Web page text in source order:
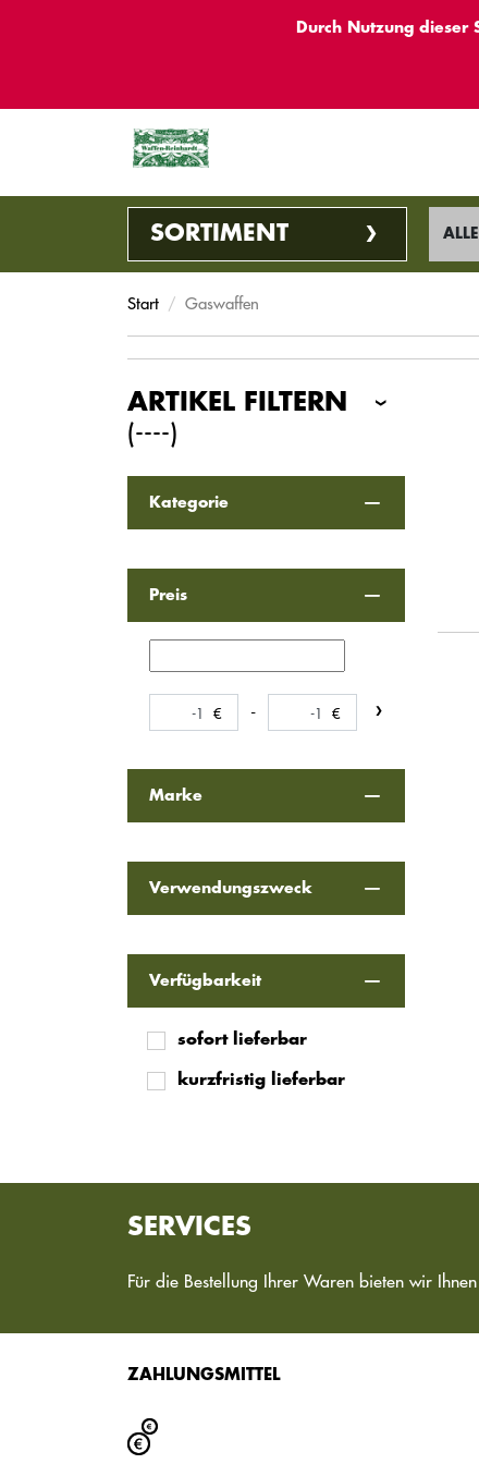
Durch Nutzung dieser
SORTIMENT ALLE
Start Gaswaffen
ARTIKEL FILTERN
(----)
Kategorie
Preis
-
Marke
Verwendungszweck
Verfügbarkeit
sofort lieferbar
kurzfristig lieferbar
SERVICES
Für die Bestellung Ihrer Waren bieten wir
ZAHLUNGSMITTEL